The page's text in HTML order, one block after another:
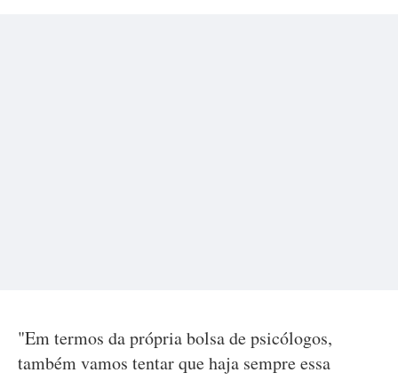
"Em termos da própria bolsa de psicólogos,
também vamos tentar que haja sempre essa